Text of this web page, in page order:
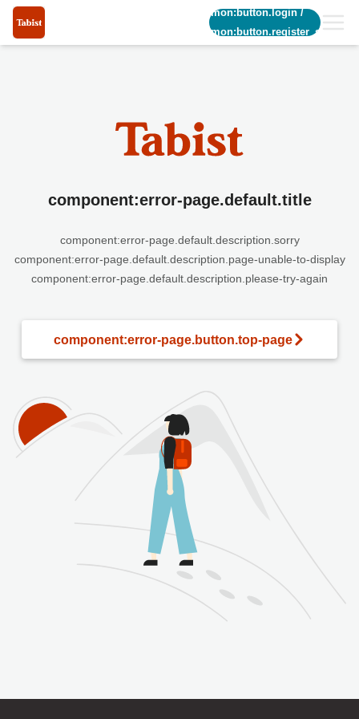
common:button.login/
common:button.register_short
component:error-page.default.title
component:error-page.default.description.sorry
component:error-page.default.description.page-unable-to-display
component:error-page.default.description.please-try-again
component:error-page.button.top-page